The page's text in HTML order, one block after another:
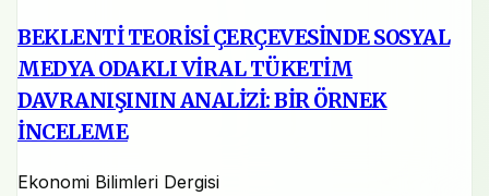
BEKLENTİ TEORİSİ ÇERÇEVESİNDE SOSYAL
MEDYA ODAKLI VİRAL TÜKETİM
DAVRANIŞININ ANALİZİ: BİR ÖRNEK
İNCELEME
Ekonomi Bilimleri Dergisi